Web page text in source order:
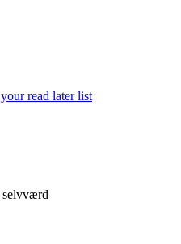
read later list
selvværd